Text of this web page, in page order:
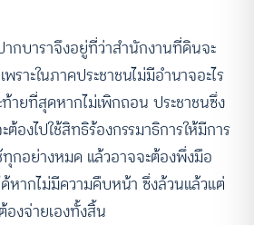
กบาราจึงอยู่ที่ว่าสํานักงานที่ดินจะ
ราะในภาคประชาชนไม่มีอํานาจอะไร
ายที่สุดหากไม่เพิกถอน ประชาชนซึ่ง
องไปใช้สิทธิร้องกรรมาธิการให้มีการ
กอย่างหมด แล้วอาจจะต้องพึ่งมือ
หากไม่มีความคืบหน้า ซึ่งล้วนแล้วแต่
งจ่ายเองทั้งสิ้น